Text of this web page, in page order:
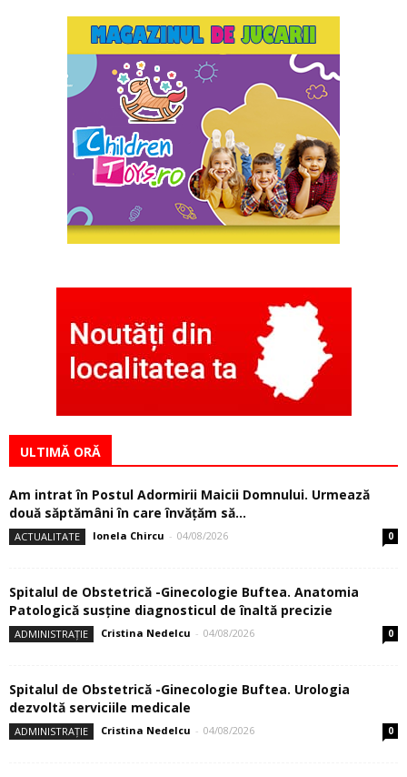
ULTIMĂ ORĂ
Am intrat în Postul Adormirii Maicii Domnului. Urmează
două săptămâni în care învăţăm să...
ACTUALITATE Ionela Chircu - 04/08/2026 0
Spitalul de Obstetrică -Ginecologie Buftea. Anatomia
Patologică susţine diagnosticul de înaltă precizie
ADMINISTRAȚIE Cristina Nedelcu - 04/08/2026 0
Spitalul de Obstetrică -Ginecologie Buftea. Urologia
dezvoltă serviciile medicale
ADMINISTRAȚIE Cristina Nedelcu - 04/08/2026 0